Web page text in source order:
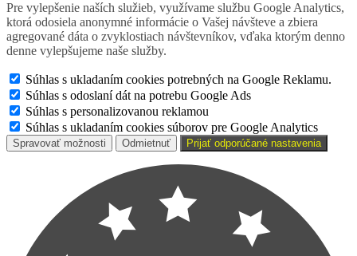
Pre vylepšenie naších služieb, využívame službu Google Analytics,
ktorá odosiela anonymné informácie o Vašej návšteve a zbiera
agregované dáta o zvyklostiach návštevníkov, vďaka ktorým denno
denne vylepšujeme naše služby.
Súhlas s ukladaním cookies potrebných na Google Reklamu.
Súhlas s odoslaní dát na potrebu Google Ads
Súhlas s personalizovanou reklamou
Súhlas s ukladaním cookies súborov pre Google Analytics
Spravovať možnosti Odmietnuť Prijať odporúčané nastavenia